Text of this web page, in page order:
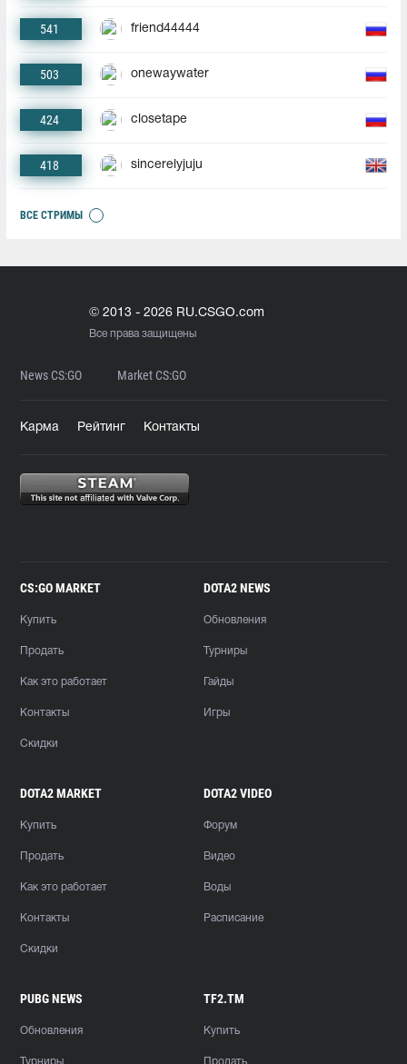
541 friend44444
503 onewaywater
424 closetape
418 sincerelyjuju
ВСЕ СТРИМЫ
© 2013 - 2026 RU.CSGO.com
Все права защищены
News CS:GO Market CS:GO
Карма Рейтинг Контакты
CS:GO MARKET
Купить
Продать
Как это работает
Контакты
Скидки
DOTA2 NEWS
Обновления
Турниры
Гайды
Игры
DOTA2 MARKET
Купить
Продать
Как это работает
Контакты
Скидки
DOTA2 VIDEO
Форум
Видео
Воды
Расписание
PUBG NEWS
Обновления
Турниры
TF2.TM
Купить
Продать